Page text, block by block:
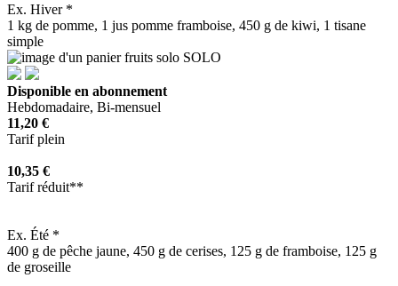
Ex. Hiver *
1 kg de pomme, 1 jus pomme framboise, 450 g de kiwi, 1 tisane
simple
SOLO
Disponible en abonnement
Hebdomadaire, Bi-mensuel
11,20 €
Tarif plein
10,35 €
Tarif réduit**
Ex. Été *
400 g de pêche jaune, 450 g de cerises, 125 g de framboise, 125 g
de groseille